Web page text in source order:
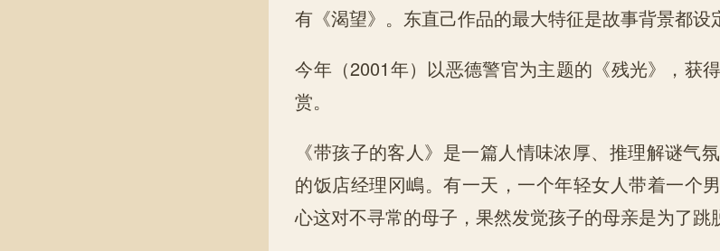
有《渴望》。东直己作品的最大特征是故事背景都设
今年（2001年）以恶德警官为主题的《残光》，获
赏。
《带孩子的客人》是一篇人情味浓厚、推理解谜气
的饭店经理冈嶋。有一天，一个年轻女人带着一个
心这对不寻常的母子，果然发觉孩子的母亲是为了